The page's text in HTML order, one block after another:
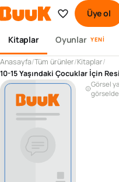
Üye ol
Kitaplar Oyunlar YENI
Anasayfa/Tüm ürünler/Kitaplar/
10-15 Yaşındaki Çocuklar İçin
Görsel